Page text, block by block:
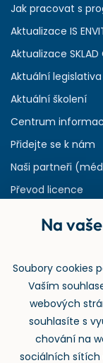
Jak pracovat s
Aktualizace IS
Aktualizace
Aktuální legislativa
Aktuální školení
Centrum
Přidejte se k nám
Naši partneři
Převod licence
Rejstřík
Zpětný odběr
Na
Soubory cookies
Vaším
webových
souhlasíte s
chování na
sociálních sítích